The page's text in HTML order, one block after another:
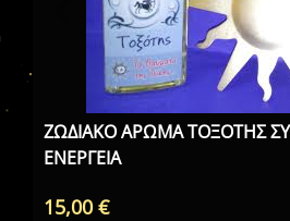
ΖΩΔΙΑΚΟ ΑΡΩΜΑ ΤΟΞΟΤΗΣ
ΕΝΕΡΓΕΙΑ
15,00€